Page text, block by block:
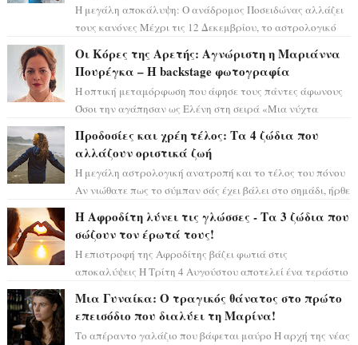
Η μεγάλη αποκάλυψη: Ο ανάδρομος Ποσειδώνας αλλάζει
τους κανόνες Μέχρι τις 12 Δεκεμβρίου, το αστρολογικό
Οι Κόρες της Αρετής: Αγνώριστη η Μαριάννα
Πουρέγκα – H backstage φωτογραφία
Η οπτική μεταμόρφωση που άφησε τους πάντες άφωνους
Όσοι την αγάπησαν ως Ελένη στη σειρά «Μια νύχτα
Προδοσίες και χρέη τέλος: Τα 4 ζώδια που
αλλάζουν οριστικά ζωή
Η μεγάλη αστρολογική ανατροπή και το τέλος του πόνου
Αν νιώθατε πως το σύμπαν σάς έχει βάλει στο σημάδι, ήρθε
Η Αφροδίτη λύνει τις γλώσσες - Τα 3 ζώδια που
σώζουν τον έρωτά τους!
Η επιστροφή της Αφροδίτης βάζει φωτιά στις
αποκαλύψεις Η Τρίτη 4 Αυγούστου αποτελεί ένα τεράστιο
Μια Γυναίκα: Ο τραγικός θάνατος στο πρώτο
επεισόδιο που διαλύει τη Μαρίνα!
Το απέραντο γαλάζιο που βάφεται μαύρο Η αρχή της νέας